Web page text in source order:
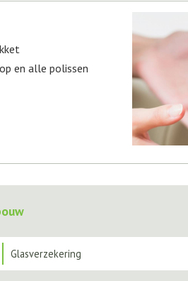
en alle polissen
Glasverzekering